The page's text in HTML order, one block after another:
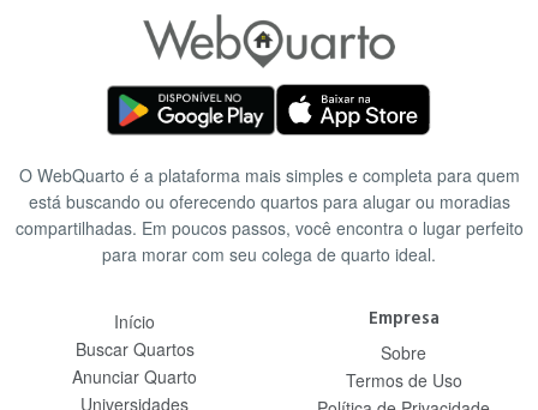
O WebQuarto é a plataforma mais simples e completa para quem
está buscando ou oferecendo quartos para alugar ou moradias
compartilhadas. Em poucos passos, você encontra o lugar perfeito
para morar com seu colega de quarto ideal.
Início
Buscar Quartos
Anunciar Quarto
Universidades
Empresa
Sobre
Termos de Uso